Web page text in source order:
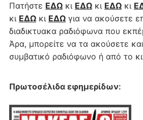
Πατήστε ΕΔΩκι ΕΔΩκι ΕΔΩκι
κι ΕΔΩκι ΕΔΩγια να ακούσετε
διαδικτυακα ραδιόφωνα που
Άρα, μπορείτε να τα ακούσετε
συμβατικό ραδιόφωνο ή από το
Πρωτοσέλιδα εφημερίδων: